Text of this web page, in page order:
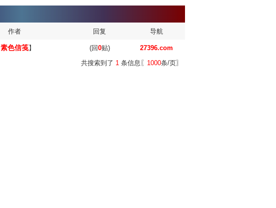
作者 回复 导航
素色信笺】 (回0贴)
27396.com
共搜索到了 1 条信息〖 1000条/页〗